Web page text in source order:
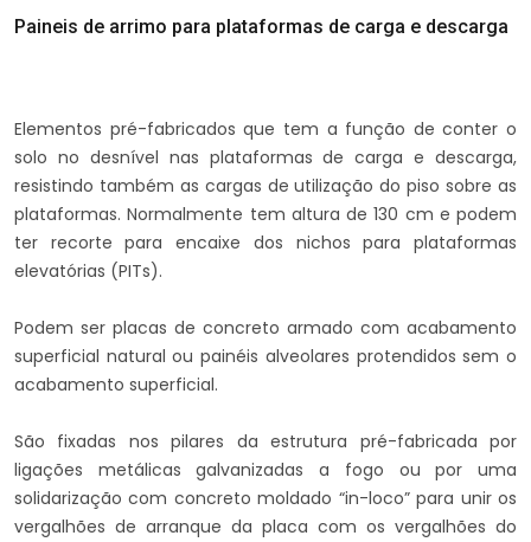
Paineis de arrimo para plataformas de carga e descarga
Elementos pré-fabricados que tem a função de conter o
solo no desnível nas plataformas de carga e descarga,
resistindo também as cargas de utilização do piso sobre as
plataformas. Normalmente tem altura de 130 cm e podem
ter recorte para encaixe dos nichos para plataformas
elevatórias (PITs).
Podem ser placas de concreto armado com acabamento
superficial natural ou painéis alveolares protendidos sem o
acabamento superficial.
São fixadas nos pilares da estrutura pré-fabricada por
ligações metálicas galvanizadas a fogo ou por uma
solidarização com concreto moldado “in-loco” para unir os
vergalhões de arranque da placa com os vergalhões do